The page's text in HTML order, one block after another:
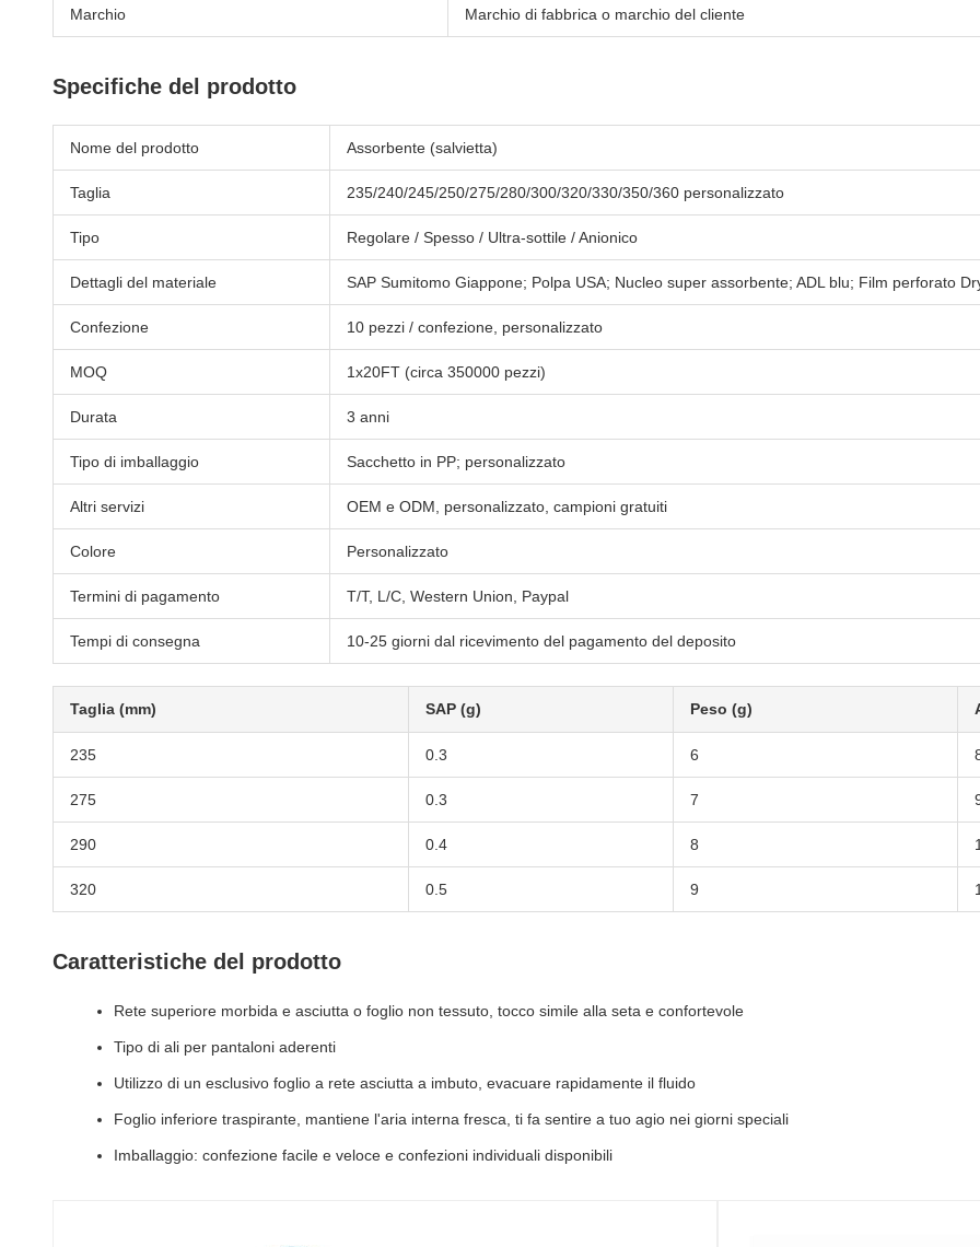
Marchio Marchio di fabbrica o marchio del cliente
Specifiche del prodotto
Nome del prodotto Assorbente (salvietta)
Taglia 235/240/245/250/275/280/300/320/330/350/360 personalizzato
Tipo Regolare / Spesso / Ultra-sottile / Anionico
Dettagli del materiale SAP Sumitomo Giappone; Polpa USA; Nucleo super assorbente; ADL blu; Film perforato
Confezione 10 pezzi / confezione, personalizzato
MOQ 1x20FT (circa 350000 pezzi)
Durata 3 anni
Tipo di imballaggio Sacchetto in PP; personalizzato
Altri servizi OEM e ODM, personalizzato, campioni gratuiti
Colore Personalizzato
Termini di pagamento T/T, L/C, Western Union, Paypal
Tempi di consegna 10-25 giorni dal ricevimento del pagamento del deposito
Taglia (mm) SAP (g) Peso (g)
235 0.3 6
275 0.3 7
290 0.4 8
320 0.5 9
Caratteristiche del prodotto
Rete superiore morbida e asciutta o foglio non tessuto, tocco simile alla seta e confortevole
Tipo di ali per pantaloni aderenti
Utilizzo di un esclusivo foglio a rete asciutta a imbuto, evacuare rapidamente il fluido
Foglio inferiore traspirante, mantiene l'aria interna fresca, ti fa sentire a tuo agio nei giorni speciali
Imballaggio: confezione facile e veloce e confezioni individuali disponibili